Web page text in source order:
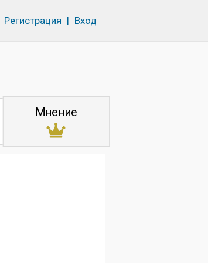
Регистрация | Вход
Мнение